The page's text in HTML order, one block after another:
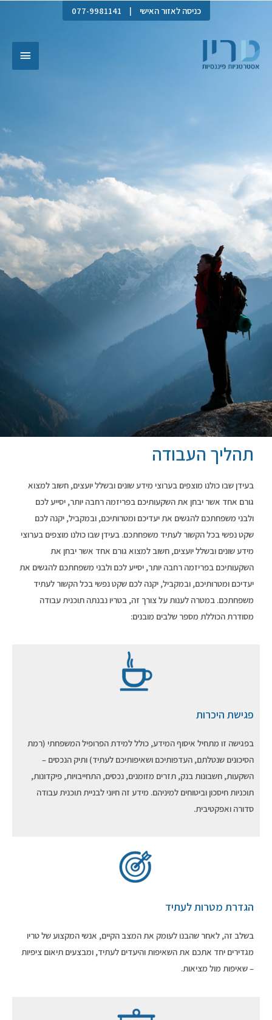
077-9981141 | כניסה לאזור האישי
תהליך העבודה
בעידן שבו כולנו מוצפים בערוצי מידע שונים ובשלל יועצים, חשוב למצוא
גורם אחד אשר יבחן את השקעותיכם בפריזמה רחבה יותר, יסייע לכם
ולבני משפחתכם להגשים את יעדיכם ומטרותיכם, ובמקביל, יקנה לכם
שקט נפשי בכל הקשור לעתיד משפחתכם. בעידן שבו כולנו מוצפים בערוצי
מידע שונים ובשלל יועצים, חשוב למצוא גורם אחד אשר יבחן את
השקעותיכם בפריזמה רחבה יותר, יסייע לכם ולבני משפחתכם להגשים את
יעדיכם ומטרותיכם, ובמקביל, יקנה לכם שקט נפשי בכל הקשור לעתיד
משפחתכם. במטרה לענות על צורך זה, בטריו נבנתה תוכנית עבודה
מסודרת הכוללת מספר שלבים מובנים:
פגישת היכרות
בפגישה זו מתחיל איסוף המידע, כולל למידת הפרופיל המשפחתי (רמת
הסיכונים שנטלתם, העדפותיכם ושאיפותיכם לעתיד) ותיק הנכסים –
השקעות, חשבונות בנק, תזרים מזומנים, נכסים, התחייבויות, פיקדונות,
תוכניות חיסכון וביטוחים למיניהם. מידע זה חיוני לבניית תוכנית עבודה
סדורה ואפקטיבית.
הגדרת מטרות לעתיד
בשלב זה, לאחר שהבנו לעומק את המצב הקיים, אנשי המקצוע של טריו
מגדירים יחד אתכם את השאיפות והיעדים לעתיד, ומבצעים תיאום ציפיות
– שאיפות מול מציאות.